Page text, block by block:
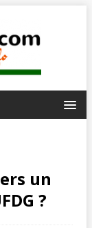
un
?